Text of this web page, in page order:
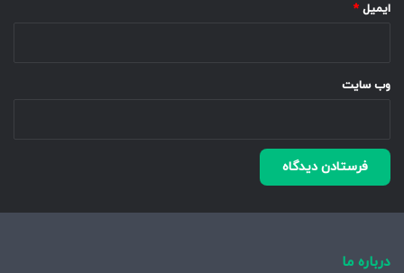
ایمیل *
وب‌ سایت
درباره ما